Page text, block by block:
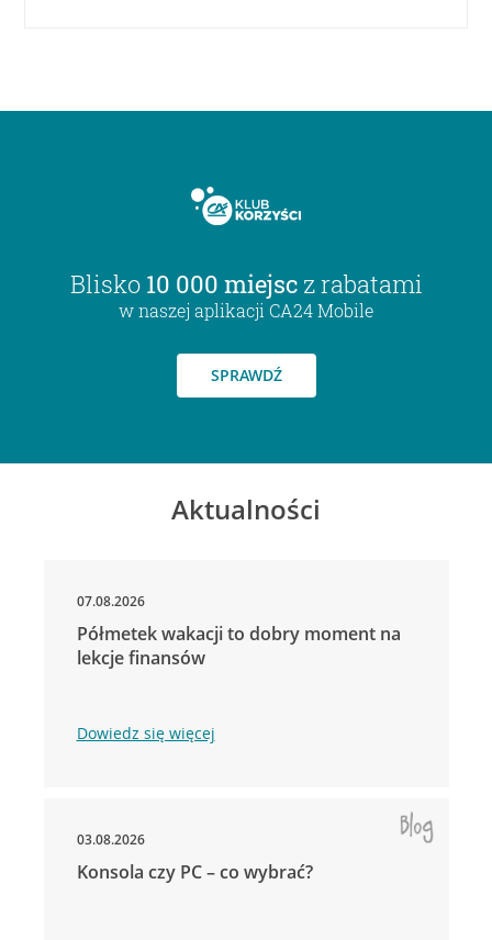
Blisko 10 000 miejsc z rabatami
w naszej aplikacji CA24 Mobile
SPRAWDŹ
Aktualności
07.08.2026
Półmetek wakacji to dobry moment na
lekcje finansów
Dowiedz się więcej
03.08.2026
Konsola czy PC – co wybrać?